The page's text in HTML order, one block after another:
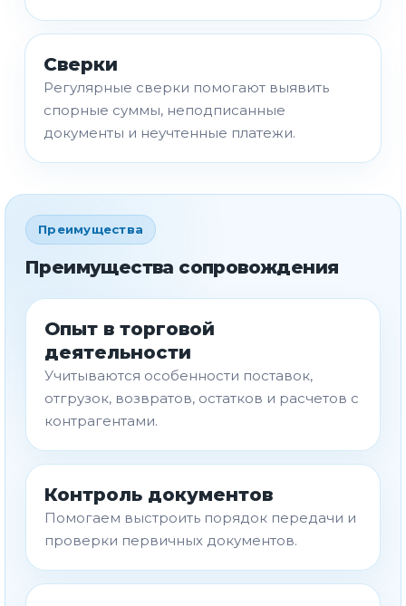
Сверки
Регулярные сверки помогают выявить
спорные суммы, неподписанные
документы и неучтенные платежи.
Преимущества
Преимущества сопровождения
Опыт в торговой
деятельности
Учитываются особенности поставок,
отгрузок, возвратов, остатков и расчетов с
контрагентами.
Контроль документов
Помогаем выстроить порядок передачи и
проверки первичных документов.